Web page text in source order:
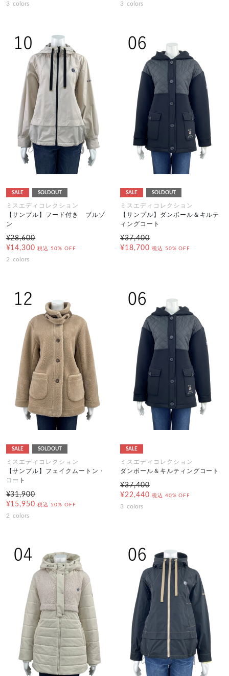
3 colors 3 colors
SALE SOLDOUT
ミスエディコレクション
【サンプル】フード付き ブルゾ
ン
¥28,600
¥14,300 税込 50% OFF
2 colors
SALE SOLDOUT
ミスエディコレクション
【サンプル】ダンボール＆キルテ
ィングコート
¥37,400
¥18,700 税込 50% OFF
SALE SOLDOUT
ミスエディコレクション
【サンプル】フェイクムートン・
コート
¥31,900
¥15,950 税込 50% OFF
2 colors
SALE
ミスエディコレクション
ダンボール＆キルティングコート
¥37,400
¥22,440 税込 40% OFF
3 colors